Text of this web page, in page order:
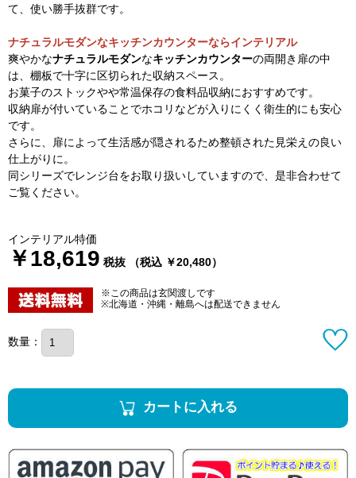
て、使い勝手抜群です。
ナチュラルモダンなキッチンカウンターならインテリアル
爽やかなナチュラルモダンなキッチンカウンターの両開き扉の中
は、棚板で十字に区切られた収納スペース。
お菓子のストックやや常温保存の食料品収納におすすめです。
収納扉が付いていることでホコリなどが入りにくく衛生的にも安心
です。
さらに、扉によって生活感が隠されるため整頓された見栄えの良い
仕上がりに。
同シリーズでレンジ台をお取り扱いしていますので、是非合わせて
ご覧ください。
インテリアル特価
￥18,619 税抜 （税込 ￥20,480）
※この商品は玄関渡しです
※北海道・沖縄・離島へは配送できません
数量：
カートに入れる